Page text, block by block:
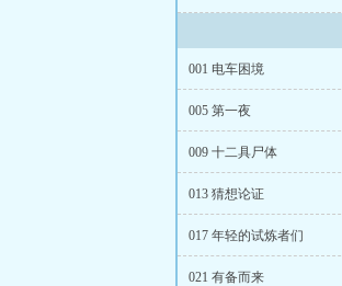
001 电车困境
005 第一夜
009 十二具尸体
013 猜想论证
017 年轻的试炼者们
021 有备而来